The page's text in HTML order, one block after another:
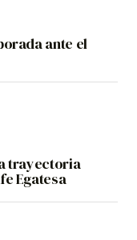
ante el
trayectoria
Egatesa